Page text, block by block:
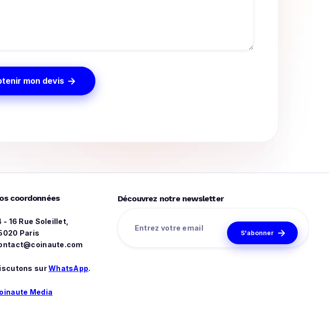

coordonnées
- 16 Rue Soleillet,
Paris
surWhatsApp.
Media
Découvrez notre newsletter
